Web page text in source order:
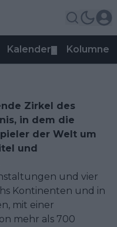
Kalender Kolumnen
Zirkel des
in dem die
der Welt um
und
und vier
Kontinenten und in
mit einer
mehr als 700